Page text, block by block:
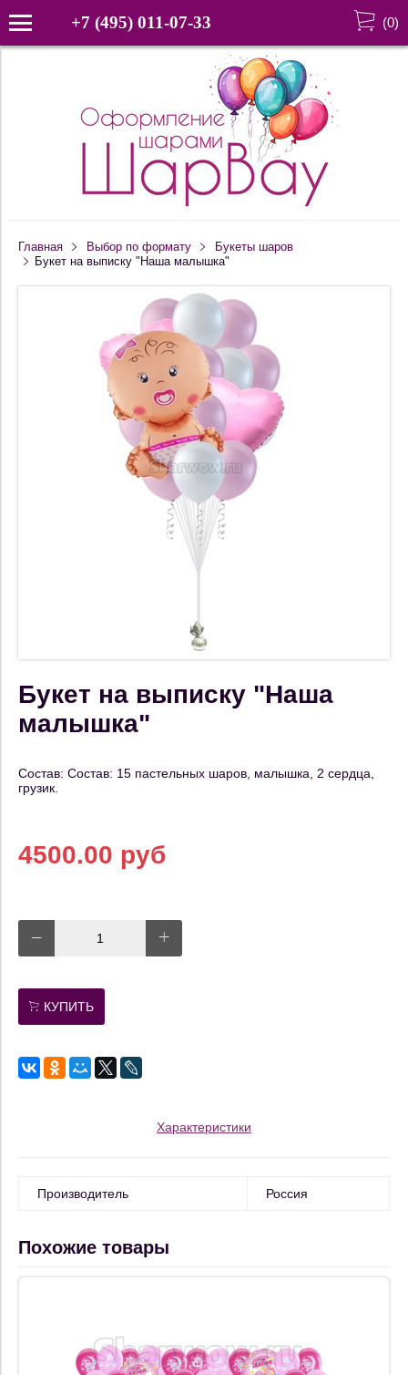
+7 (495) 011-07-33 (0)
Главная Выбор по формату
Букеты шаров
Букет на выписку "Наша малышка"
Букет на выписку "Наша
малышка"
Состав: Состав: 15 пастельных шаров, малышка, 2 сердца,
грузик.
4500.00 руб
КУПИТЬ
Характеристики
Производитель Россия
Похожие товары